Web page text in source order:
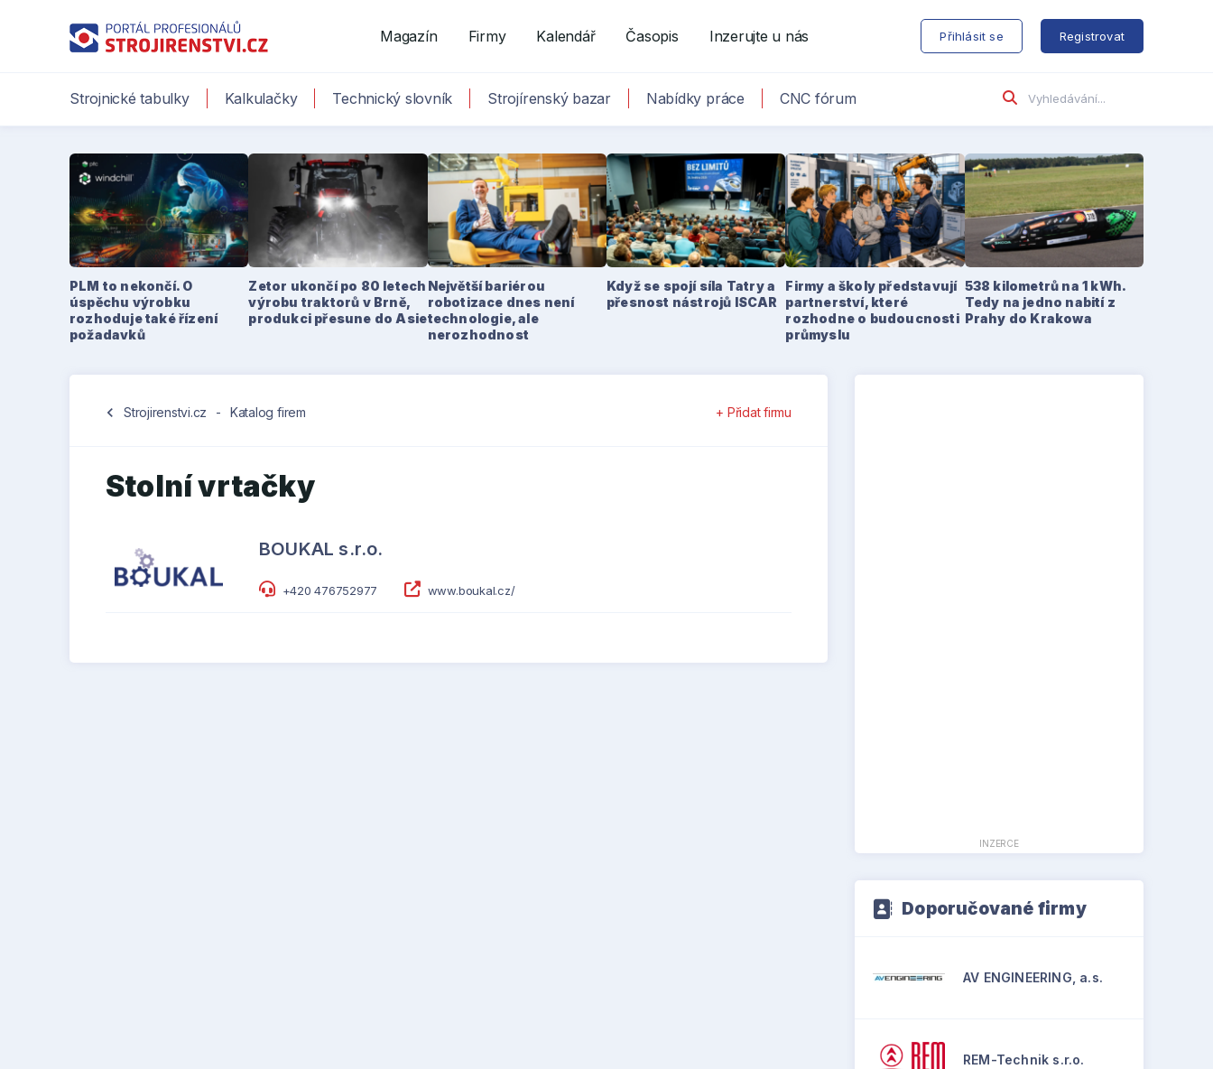
Magazín Firmy Kalendář Časopis Inzerujte u nás Přihlásit se Registrovat
Strojnické tabulky Kalkulačky Technický slovník Strojírenský bazar Nabídky práce CNC fórum
PLM to nekončí. O
úspěchu výrobku
rozhoduje také řízení
požadavků
Zetor ukončí po 80 letech
výrobu traktorů v Brně,
produkci přesune do Asie
Největší bariérou
robotizace dnes není
technologie, ale
nerozhodnost
Když se spojí síla Tatry a
přesnost nástrojů ISCAR
Firmy a školy představují
partnerství, které
rozhodne o budoucnosti
průmyslu
538 kilometrů na 1 kWh.
Tedy na jedno nabití z
Prahy do Krakowa
chevron_left Strojirenstvi.cz - Katalog firem + Přidat firmu
Stolní vrtačky
BOUKAL s.r.o.
+420 476752977 www.boukal.cz/
INZERCE
Doporučované firmy
AV ENGINEERING, a.s.
REM-Technik s.r.o.